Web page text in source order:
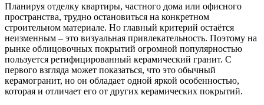
Планируя отделку квартиры, частного дома или офисного
пространства, трудно остановиться на конкретном
строительном материале. Но главный критерий остаётся
неизменным – это визуальная привлекательность. Поэтому на
рынке облицовочных покрытий огромной популярностью
пользуется ретифицированный керамический гранит. С
первого взгляда может показаться, что это обычный
керамогранит, но он обладает одной яркой особенностью,
которая и отличает его от других керамических покрытий.